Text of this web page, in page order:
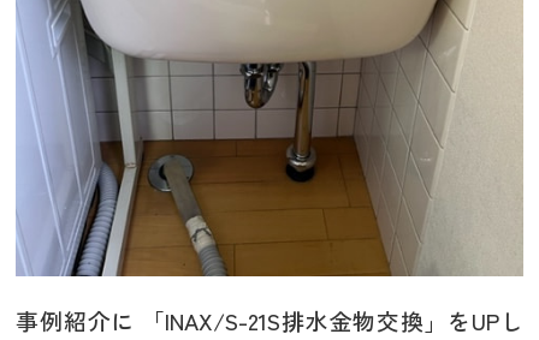
事例紹介に 「INAX/S-21S排水金物交換」をUPし